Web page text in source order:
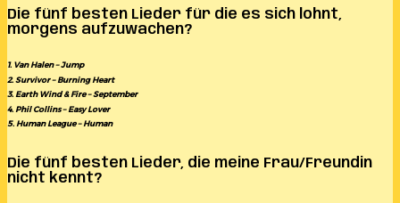
Die fünf besten Lieder für die es sich lohnt,
morgens aufzuwachen?
1. Van Halen – Jump
2. Survivor – Burning Heart
3. Earth Wind & Fire – September
4. Phil Collins – Easy Lover
5. Human League – Human
Die fünf besten Lieder, die meine Frau/Freundin
nicht kennt?